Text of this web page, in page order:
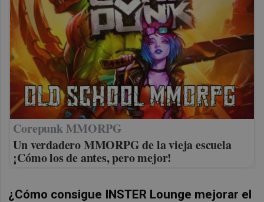
Corepunk MMORPG
Un verdadero MMORPG de la vieja escuela
¡Cómo los de antes, pero mejor!
¿Cómo consigue INSTER Lounge mejorar el